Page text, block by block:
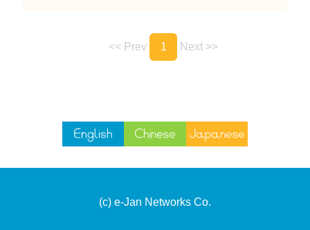
<< Prev 1 Next >>
(c) e-Jan Networks Co.